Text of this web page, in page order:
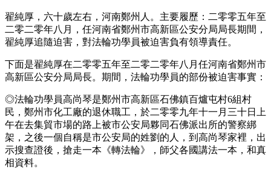
翟純厚，六十歲左右，河南鄭州人。主要履歷：二零零五年至
二零二零年八月，任河南省鄭州市高新區公安分局局長期間，
翟純厚追隨迫害，對法輪功學員被迫害負有領導責任。
下面是翟純厚在二零零五年至二零二零年八月任河南省鄭州市
高新區公安分局局長。期間，法輪功學員的部份被迫害事實：
◎法輪功學員高尚琴是鄭州市高新區石佛鎮百爐屯村6組村
民，鄭州市化工廠的退休職工，於二零零九年十一月三十日上
午在去集貿市場的路上被市公安局夥同石佛派出所的警察綁
架，之後一個自稱是市公安局的姓劉的人，到高尚琴家裡，出
示搜查證後，搶走一本《轉法輪》，師父各國講法一本，和真
相資料。